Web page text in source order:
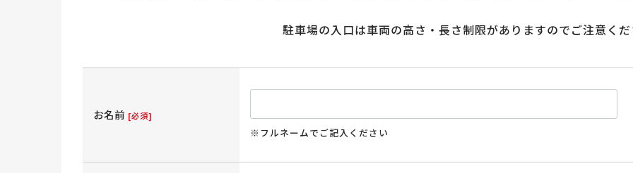
駐車場の入口は車両の高さ・長さ制限がありますのでご注意く
お名前 [必須]
※フルネームでご記入ください